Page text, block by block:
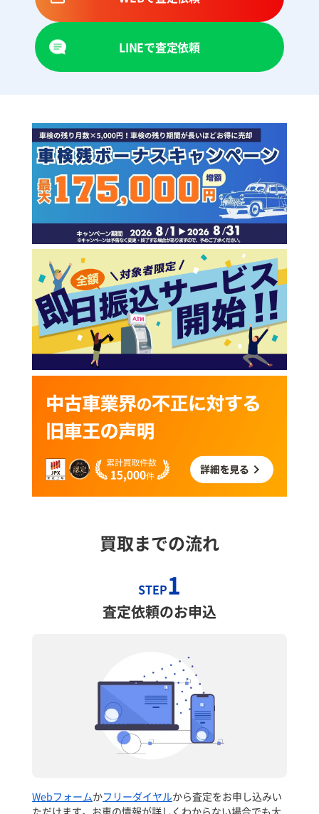
LINEで査定依頼
買取までの流れ
STEP1
査定依頼のお申込
Webフォームかフリーダイヤルから査定をお申し込みい
ただけます。お車の情報が詳しくわからない場合でも大